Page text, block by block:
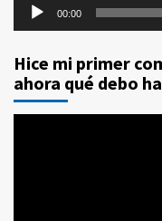
00:00
Hice mi primer
ahora qué debo